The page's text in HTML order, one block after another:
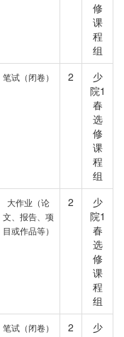
修
课
程
组
笔试（闭卷） 2
少
院1
春
选
修
课
程
组
大作业（论
文、报告、项
目或作品等）
2
少
院1
春
选
修
课
程
组
笔试（闭卷） 2
少